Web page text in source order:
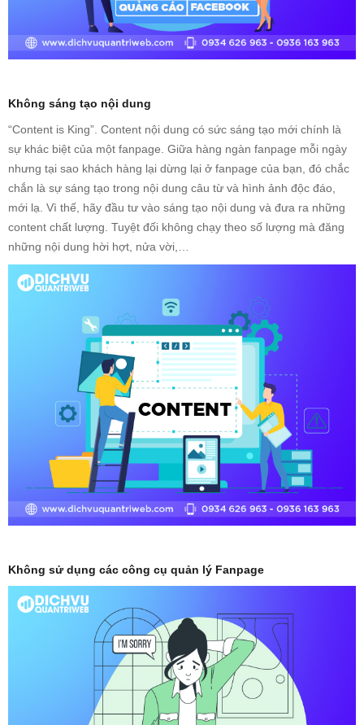
Không sáng tạo nội dung
“Content is King”. Content nội dung có sức sáng tạo mới chính là
sự khác biệt của một fanpage. Giữa hàng ngàn fanpage mỗi ngày
nhưng tại sao khách hàng lại dừng lại ở fanpage của bạn, đó chắc
chắn là sự sáng tạo trong nội dung câu từ và hình ảnh độc đáo,
mới lạ. Vì thế, hãy đầu tư vào sáng tạo nội dung và đưa ra những
content chất lượng. Tuyệt đối không chạy theo số lượng mà đăng
những nội dung hời hợt, nửa vời,…
Không sử dụng các công cụ quản lý Fanpage